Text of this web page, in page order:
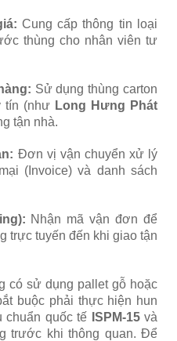
Cung cấp thông tin loại
thùng cho nhân viên tư
Sử dụng thùng carton
tín (như Long Hưng Phát
tận nhà.
Đơn vị vận chuyển xử lý
(Invoice) và danh sách
Nhận mã vận đơn để
trực tuyến đến khi giao tận
có sử dụng pallet gỗ hoặc
buộc phải thực hiện hun
chuẩn quốc tế ISPM-15và
trước khi thông quan. Để